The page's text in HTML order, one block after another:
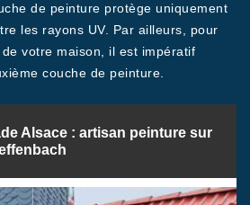
de peinture protège uniquement
les rayons UV. Par ailleurs, pour
votre maison, il est impératif
couche de peinture.
Alsace : artisan peinture sur